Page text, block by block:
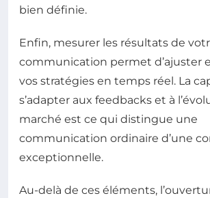
bien définie.
Enfin, mesurer les résultats de
communication permet d’ajuster
vos stratégies en temps réel. La
s’adapter aux feedbacks et à
marché est ce qui distingue une
communication ordinaire d’une
exceptionnelle.
Au-delà de ces éléments,